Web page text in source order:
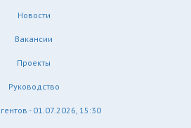
Новости
Вакансии
Проекты
Руководство
- 01.07.2026, 15:30